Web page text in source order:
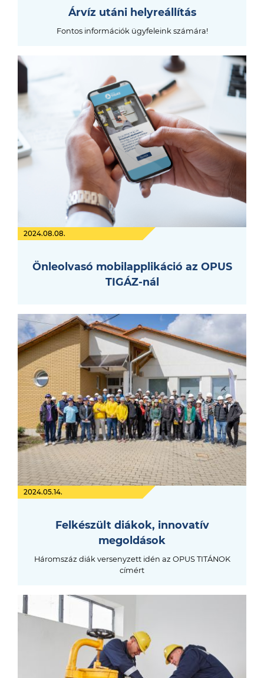
Árvíz utáni helyreállítás
Fontos információk ügyfeleink számára!
2024.08.08.
Önleolvasó mobilapplikáció az OPUS
TIGÁZ-nál
2024.05.14.
Felkészült diákok, innovatív
megoldások
Háromszáz diák versenyzett idén az OPUS TITÁNOK
címért